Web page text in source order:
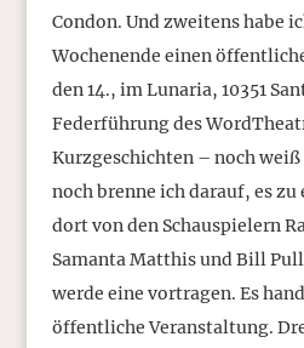
Condon. Und zweitens habe
Wochenende einen
den 14., im Lunaria, 10351
Federführung des
Kurzgeschichten – noch
noch brenne ich darauf, es
dort von den Schauspielern
Samanta Matthis und Bill
werde eine vortragen. Es
öffentliche Veranstaltung.